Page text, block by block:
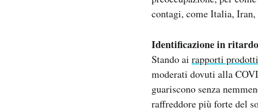
contagi, come Italia, Iran,
Identificazione in ritardo
Stando ai rapporti
moderati dovuti alla
guariscono senza
raffreddore più forte del